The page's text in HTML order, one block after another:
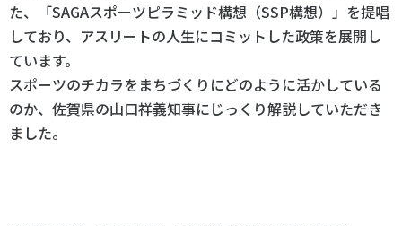
た、「SAGAスポーツピラミッド構想（SSP構想）」を提唱
しており、アスリートの人生にコミットした政策を展開し
ています。
スポーツのチカラをまちづくりにどのように活かしている
のか、佐賀県の山口祥義知事にじっくり解説していただき
ました。